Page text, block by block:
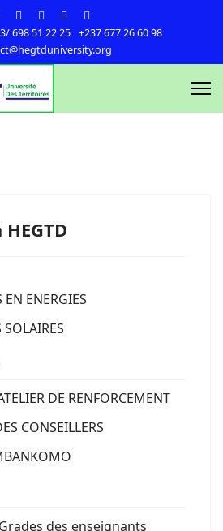
698 51 22 25
+237 677 26 60 98
EN ENERGIES
DE RENFORCEMENT
CONSEILLERS
des enseignants